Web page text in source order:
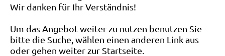
Wir danken für Ihr Verständnis!
Um das Angebot weiter zu nutzen benutzen Sie
bitte die Suche, wählen einen anderen Link aus
oder gehen weiter zur Startseite.